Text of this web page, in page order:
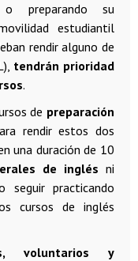
o preparando su
estudiantil
rendir alguno de
tendrán prioridad
.
de preparación
rendir estos dos
una duración de 10
de inglésni
practicando
cursos de inglés
voluntarios y